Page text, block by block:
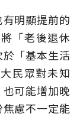
明顯提前的
「老後退休
「基本生活
民眾對未知
可能增加晚
慮不一定能